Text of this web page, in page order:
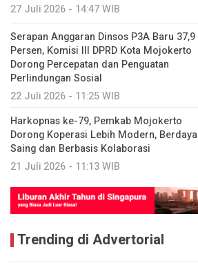
27 Juli 2026 - 14:47 WIB
Serapan Anggaran Dinsos P3A Baru 37,9
Persen, Komisi III DPRD Kota Mojokerto
Dorong Percepatan dan Penguatan
Perlindungan Sosial
22 Juli 2026 - 11:25 WIB
Harkopnas ke-79, Pemkab Mojokerto
Dorong Koperasi Lebih Modern, Berdaya
Saing dan Berbasis Kolaborasi
21 Juli 2026 - 11:13 WIB
Trending di Advertorial